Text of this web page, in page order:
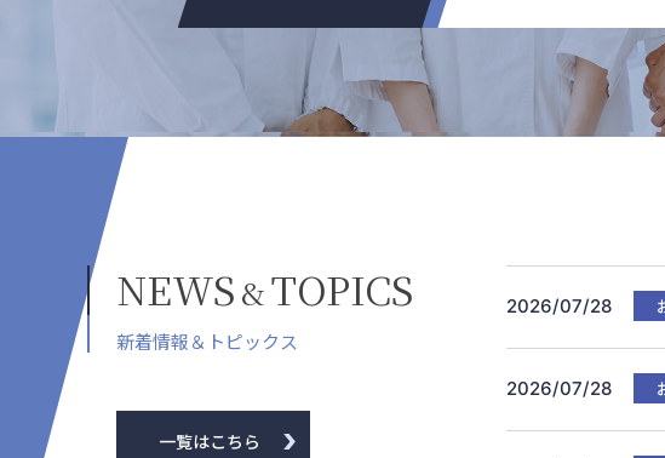
NEWS&TOPICS
新着情報＆トピックス
一覧はこちら
2026/07/28
2026/07/28